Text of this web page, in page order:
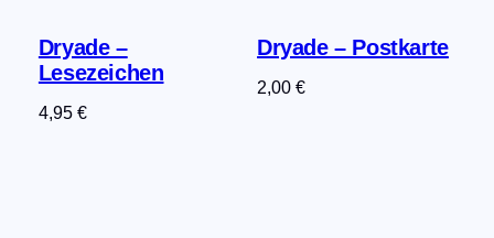
Dryade –
Lesezeichen
4,95 €
Dryade – Postkarte
2,00€